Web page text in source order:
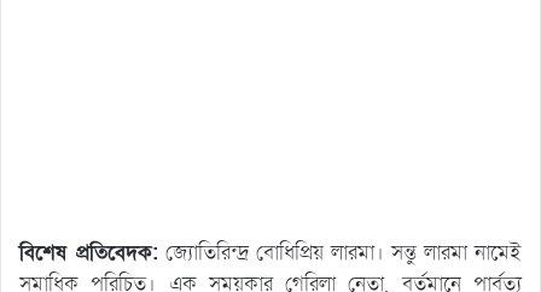
বিশেষ প্রতিবেদক: জ্যোতিরিন্দ্র বোধিপ্রিয় লারমা। সন্তু লারমা নামেই
সমাধিক পরিচিত। এক সময়কার গেরিলা নেতা, বর্তমানে পার্বত্য